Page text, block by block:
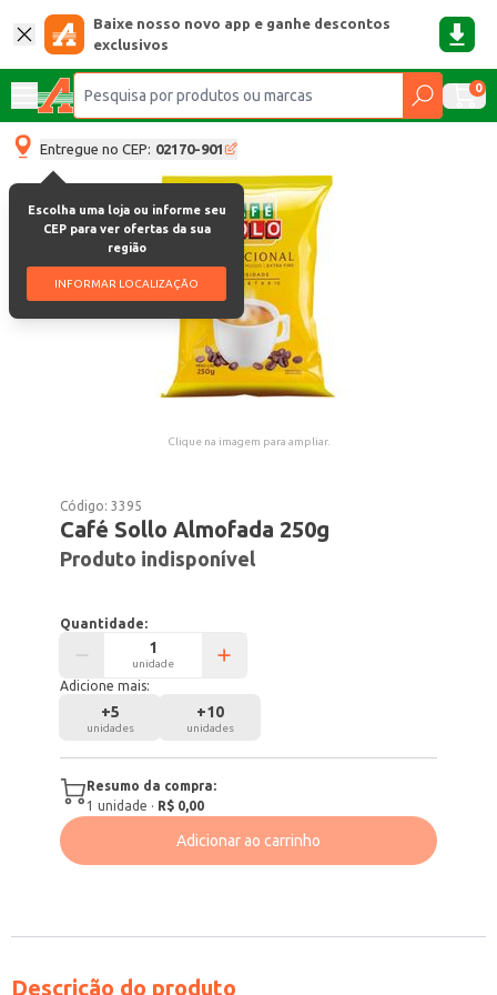
Baixe nosso novo app e ganhe descontos
exclusivos
0
Entregue no CEP: 02170-901
Escolha uma loja ou informe seu
CEP para ver ofertas da sua
região
INFORMAR LOCALIZAÇÃO
Clique na imagem para ampliar.
Código:3395
Café Sollo Almofada 250g
Produto indisponível
Quantidade:
unidade
Adicione mais:
+5
unidades
+10
unidades
Resumo da compra:
1 unidade · R$ 0,00
Adicionar ao carrinho
Descrição do produto